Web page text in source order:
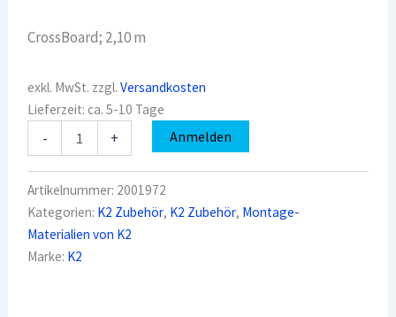
CrossBoard; 2,10 m
exkl. MwSt. zzgl.Versandkosten
Lieferzeit:ca. 5-10 Tage
-
2001972
CrossBoard
2100
Menge
+ Anmelden
Artikelnummer: 2001972
Kategorien: K2 Zubehör, K2 Zubehör, Montage-
Materialien von K2
Marke: K2